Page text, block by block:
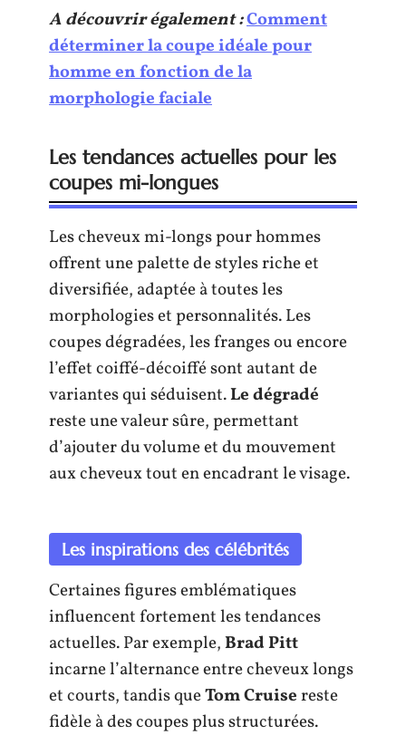
A découvrir également :Comment
déterminer la coupe idéale pour
homme en fonction de la
morphologie faciale
Les tendances actuelles pour les
coupes mi-longues
Les cheveux mi-longs pour hommes
offrent une palette de styles riche et
diversifiée, adaptée à toutes les
morphologies et personnalités. Les
coupes dégradées, les franges ou encore
l’effet coiffé-décoiffé sont autant de
variantes qui séduisent.Le dégradé
reste une valeur sûre, permettant
d’ajouter du volume et du mouvement
aux cheveux tout en encadrant le visage.
Les inspirations des célébrités
Certaines figures emblématiques
influencent fortement les tendances
actuelles. Par exemple,Brad Pitt
incarne l’alternance entre cheveux longs
et courts, tandis queTom Cruisereste
fidèle à des coupes plus structurées.